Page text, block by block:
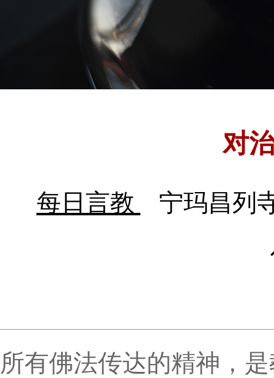
对
每日言教
宁玛昌列
所有佛法传达的精神，